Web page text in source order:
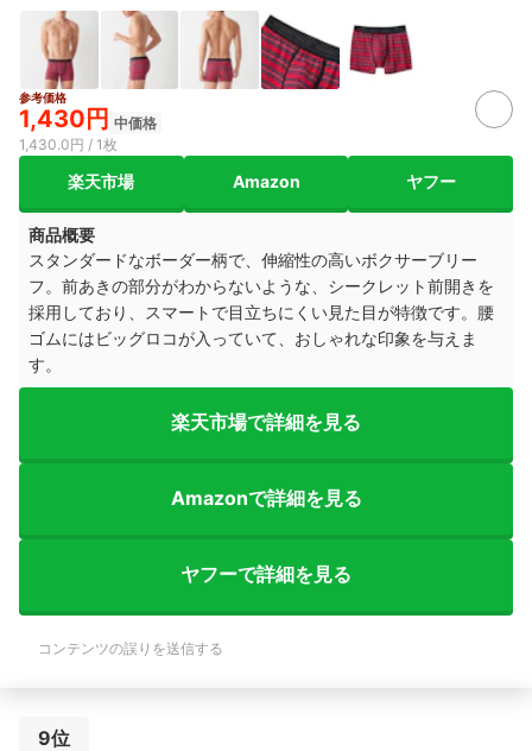
参考価格
1,430円 中価格
1,430.0円 / 1枚
楽天市場 Amazon ヤフー
商品概要
スタンダードなボーダー柄で、伸縮性の高いボクサーブリー
フ。前あきの部分がわからないような、 シークレット前開きを
採用しており、
スマートで目立ちにくい見た目が特徴です。 腰
ゴムにはビッグロコが入っていて、おしゃれな印象を与えま
す。
楽天市場で詳細を見る
Amazonで詳細を見る
ヤフーで詳細を見る
コンテンツの誤りを送信する
9位